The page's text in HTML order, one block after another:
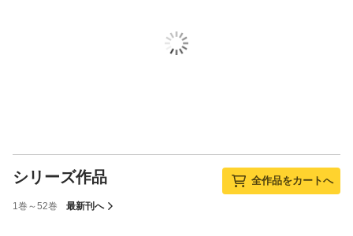
シリーズ作品 全作品をカートへ
1巻～52巻 最新刊へ